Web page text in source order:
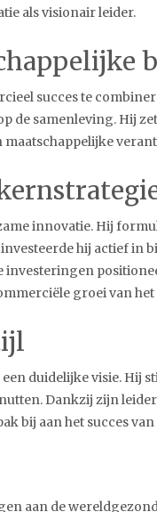
als visionair leider.
succes te
de samenleving. Hij
maatschappelijke
innovatie. Hij
hij actief in
groei van
duidelijke visie.
Dankzij zijn
bij aan het succes
aan de